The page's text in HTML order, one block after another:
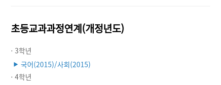
초등교과과정연계(개정년도)
· 3학년
▶ 국어(2015)/사회(2015)
· 4학년